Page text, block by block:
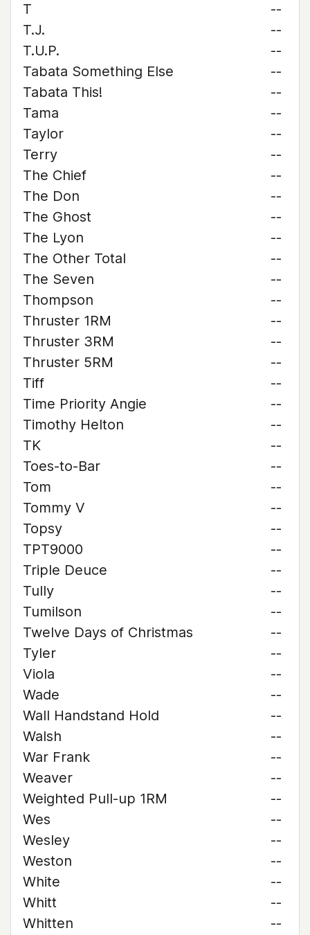
T
--
T.J.
--
T.U.P.
--
Tabata Something Else
--
Tabata This!
--
Tama
--
Taylor
--
Terry
--
The Chief
--
The Don
--
The Ghost
--
The Lyon
--
The Other Total
--
The Seven
--
Thompson
--
Thruster 1RM
--
Thruster 3RM
--
Thruster 5RM
--
Tiff
--
Time Priority Angie
--
Timothy Helton
--
TK
--
Toes-to-Bar
--
Tom
--
Tommy V
--
Topsy
--
TPT9000
--
Triple Deuce
--
Tully
--
Tumilson
--
Twelve Days of Christmas
--
Tyler
--
Viola
--
Wade
--
Wall Handstand Hold
--
Walsh
--
War Frank
--
Weaver
--
Weighted Pull-up 1RM
--
Wes
--
Wesley
--
Weston
--
White
--
Whitt
--
Whitten
--